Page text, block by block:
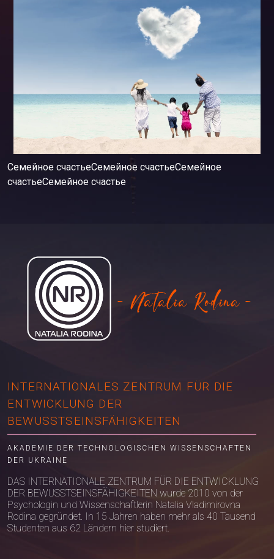
Семейное счастьеСемейное счастьеСемейное
счастьеСемейное счастье
INTERNATIONALES ZENTRUM FÜR DIE
ENTWICKLUNG DER
BEWUSSTSEINSFÄHIGKEITEN
AKADEMIE DER TECHNOLOGISCHEN WISSENSCHAFTEN
DER UKRAINE
DAS INTERNATIONALE ZENTRUM FÜR DIE ENTWICKLUNG
DER BEWUSSTSEINSFÄHIGKEITEN wurde 2010 von der
Psychologin und Wissenschaftlerin Natalia Vladimirovna
Rodina gegründet. In 15 Jahren haben mehr als 40 Tausend
Studenten aus 62 Ländern hier studiert.